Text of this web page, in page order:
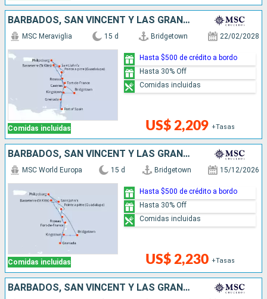
BARBADOS, SAN VINCENT Y LAS GRANADINAS, TRINIDAD Y TOBAGO, GRENADA, SAN MARTÍN, ANTIGUA Y BARBUDA, DOMINICA, SANTA LUCIA
Comidas incluidas
MSC Meraviglia 15 d Bridgetown 22/02/2028
US$ 2,209 +Tasas
Hasta $500 de crédito a bordo
Hasta 30% Off
Comidas incluidas
BARBADOS, SAN VINCENT Y LAS GRANADINAS, GRENADA, SAN MARTÍN, ANTIGUA Y BARBUDA, DOMINICA
Comidas incluidas
MSC World Europa 15 d Bridgetown 15/12/2026
US$ 2,230 +Tasas
Hasta $500 de crédito a bordo
Hasta 30% Off
Comidas incluidas
BARBADOS, SAN VINCENT Y LAS GRANADINAS, GRENADA, SANTA LUCIA, SAN MARTÍN, ANTIGUA Y BARBUDA, DOMINICA